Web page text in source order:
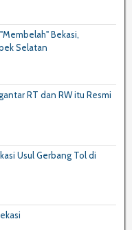
Bekasi,
Selatan
RT dan RW itu Resmi
Usul Gerbang Tol di